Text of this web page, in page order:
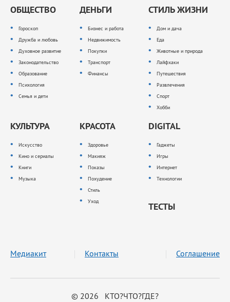
ОБЩЕСТВО
Гороскоп
Дружба и любовь
Духовное развитие
Законодательство
Образование
Психология
Семья и дети
ДЕНЬГИ
Бизнес и работа
Недвижимость
Покупки
Транспорт
Финансы
СТИЛЬ ЖИЗНИ
Дом и дача
Еда
Животные и природа
Лайфхаки
Путешествия
Развлечения
Спорт
Хобби
КУЛЬТУРА
Искусство
Кино и сериалы
Книги
Музыка
КРАСОТА
Здоровье
Макияж
Показы
Похудение
Стиль
Уход
DIGITAL
Гаджеты
Игры
Интернет
Технологии
ТЕСТЫ
© 2026 КТО?ЧТО?ГДЕ?
Медиакит Контакты Соглашение